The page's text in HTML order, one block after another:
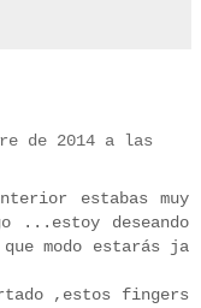
de 2014 a las
estabas muy
...estoy deseando
modo estarás ja
,estos fingers